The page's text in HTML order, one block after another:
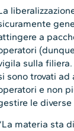
a
sulla
sono trovati ad
e non
le diverse
materia sta